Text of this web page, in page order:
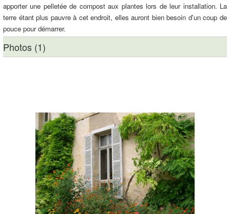
apporter une pelletée de compost aux plantes lors de leur installation. La
terre étant plus pauvre à cet endroit, elles auront bien besoin d'un coup de
pouce pour démarrer.
Photos (1)